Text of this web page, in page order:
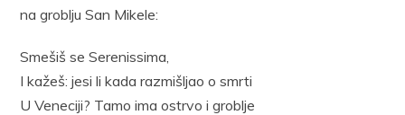
na groblju San Mikele:
Smešiš se Serenissima,
I kažeš: jesi li kada razmišljao o smrti
U Veneciji? Tamo ima ostrvo i groblje